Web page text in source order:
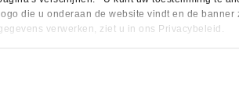
die u onderaan de website vindt en de
verwerken, ziet u in ons Privacybeleid.